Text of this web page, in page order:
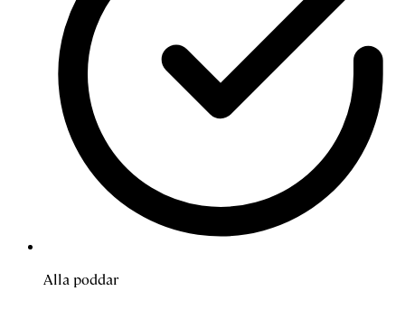
Alla poddar